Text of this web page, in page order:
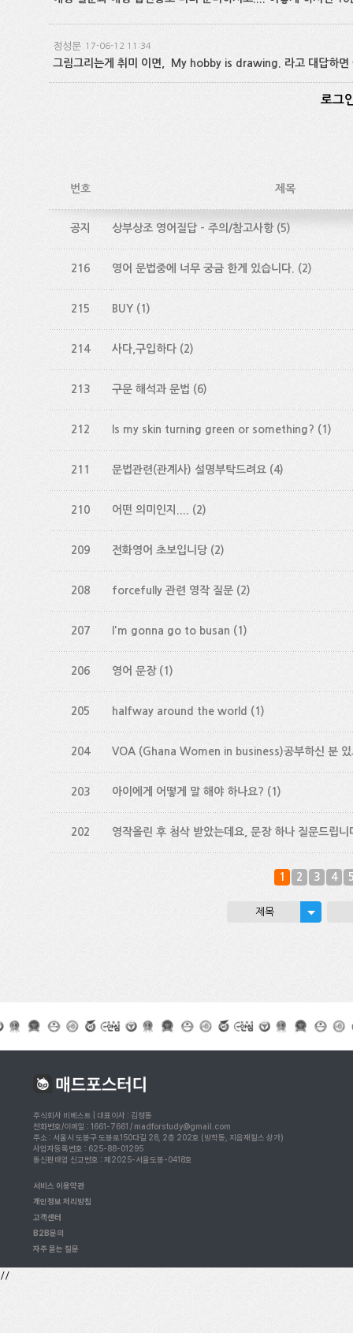
정성문 17-06-12 11:34
그림그리는게 취미 이면, My hobby is drawing. 라고 대답하면
로그
번호 제목
공지 상부상조 영어질답 - 주의/참고사항 (5)
216 영어 문법중에 너무 궁금 한게 있습니다. (2)
215 BUY (1)
214 사다,구입하다 (2)
213 구문 해석과 문법 (6)
212 Is my skin turning green or something? (1)
211 문법관련(관계사) 설명부탁드려요 (4)
210 어떤 의미인지.... (2)
209 전화영어 초보입니당 (2)
208 forcefully 관련 영작 질문 (2)
207 I'm gonna go to busan (1)
206 영어 문장 (1)
205 halfway around the world (1)
204 VOA (Ghana Women in business)공부하신 분 있
203 아이에게 어떻게 말 해야 하나요? (1)
202 영작올린 후 첨삭 받았는데요, 문장 하나 질문드립니
1 2 3 4
제목
주식회사 비베스트 | 대표이사 : 김정동
전화번호/이메일 : 1661-7661 / madforstudy@gmail.com
주소 : 서울시 도봉구 도봉로150다길 28, 2층 202호 (방학동, 지음재힐스 상가)
사업자등록번호 : 625-88-01295
통신판매업 신고번호 : 제2025-서울도봉-0418호
서비스 이용약관
개인정보 처리방침
고객센터
B2B문의
자주 묻는 질문
//